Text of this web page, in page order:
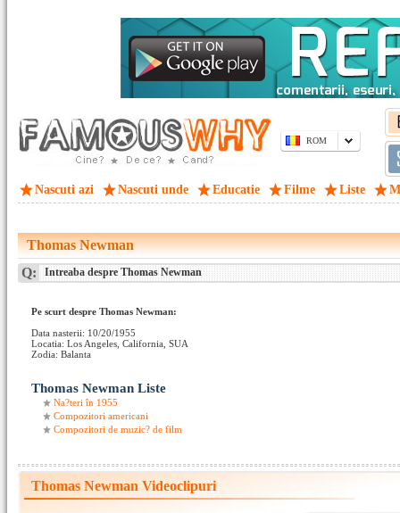
ROM
Nascuti azi Nascuti unde Educatie Filme Liste
Thomas Newman
Q: Intreaba despre Thomas Newman
Pe scurt despre Thomas Newman:
Data nasterii: 10/20/1955
Locatia: Los Angeles, California, SUA
Zodia: Balanta
Thomas Newman Liste
Na?teri în 1955
Compozitori americani
Compozitori de muzic? de film
Thomas Newman Videoclipuri